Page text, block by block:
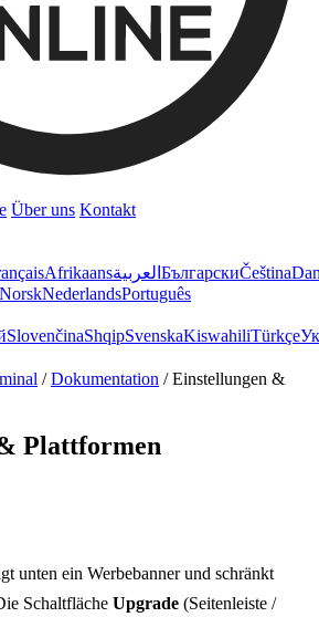
Über uns Kontakt
Afrikaansالعربية БългарскиČeština
NorskNederlandsPortuguês
SlovenčinaShqipSvenskaKiswahiliTürkçe
/ Dokumentation / Einstellungen &
Plattformen
unten ein Werbebanner und schränkt
Schaltfläche Upgrade (Seitenleiste /